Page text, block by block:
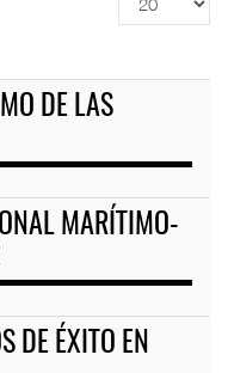
a
DE LAS
MARÍTIMO-
DE ÉXITO EN